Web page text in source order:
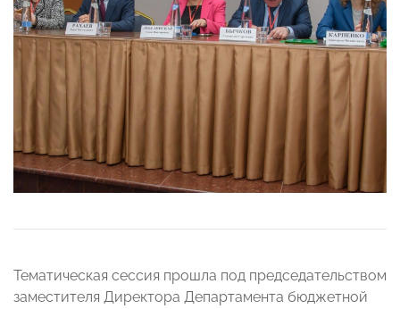
Тематическая сессия прошла под председательством
заместителя Директора Департамента бюджетной